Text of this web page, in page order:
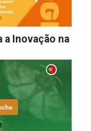
a Inovação na